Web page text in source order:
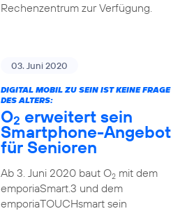
Rechenzentrum zur Verfügung.
03. Juni 2020
DIGITAL MOBIL ZU SEIN IST KEINE FRAGE
DES ALTERS:
O2 erweitert sein
Smartphone-Angebot
für Senioren
Ab 3. Juni 2020 baut O2mit dem
emporiaSmart.3 und dem
emporiaTOUCHsmart sein